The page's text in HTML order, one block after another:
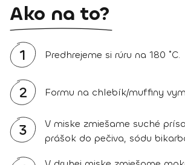
Ako na to?
1 Predhrejeme si rúru na 180 ˚C.
2 Formu na chlebík/muffiny
3
V miske zmiešame suché
prášok do pečiva, sódu